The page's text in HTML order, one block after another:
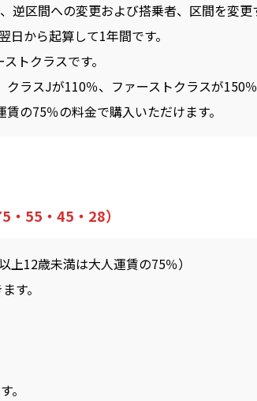
区間への変更および搭乗者、区間を変更
から起算して1年間です。
トクラスです。
ラスJが110％、ファーストクラスが150％
の75％の料金で購入いただけます。
・55・45・28）
12歳未満は大人運賃の75％）
す。
。